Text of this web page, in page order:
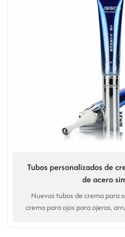
Tubos personalizados de
de acero
Nuevos tubos de crema para
crema para ojos para ojeras,